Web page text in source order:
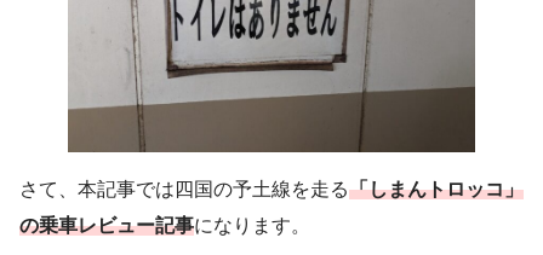
さて、本記事では四国の予土線を走る「しまんトロッコ」
の乗車レビュー記事になります。